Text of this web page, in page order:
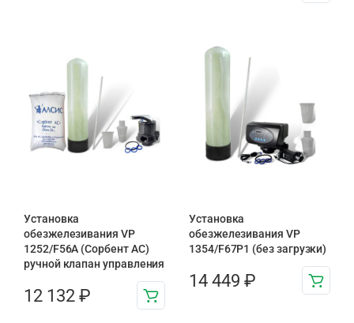
Установка
обезжелезивания VP
1252/F56A (Сорбент АС)
ручной клапан управления
12 132 ₽
Установка
обезжелезивания VP
1354/F67P1 (без загрузки)
14 449 ₽